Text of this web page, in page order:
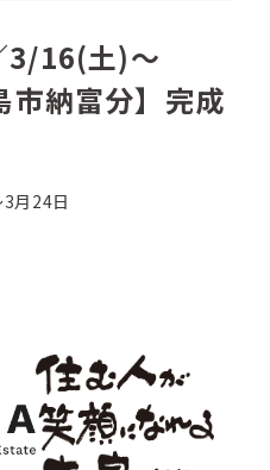
3/16(土)〜
納富分】完成
月24日